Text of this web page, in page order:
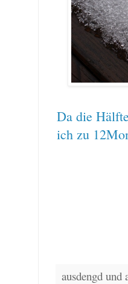
Da die
ich zu
ausdengd